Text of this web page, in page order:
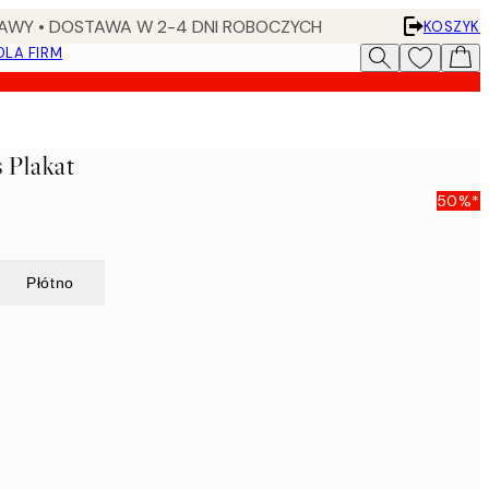
• DOSTAWA W 2-4 DNI ROBOCZYCH
KOSZYK
FIRM
Plakat
50%*
Płótno